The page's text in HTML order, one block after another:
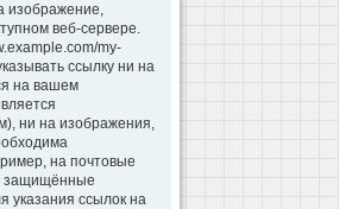
изображение,
веб-сервере.
my-
ссылку ни на
на вашем
ни на изображения,
на почтовые
защищённые
указания ссылок на